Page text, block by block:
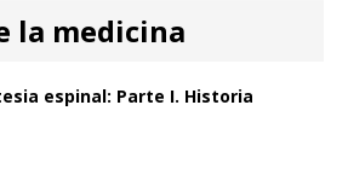
la medicina
espinal: Parte I. Historia